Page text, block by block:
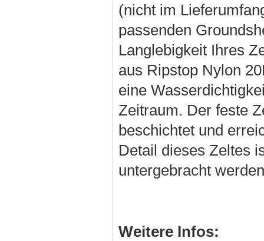
(nicht im
passenden
Langlebigkeit Ihres
aus Ripstop Nylon
eine
Zeitraum. Der feste
beschichtet und
Detail dieses Zeltes
untergebracht
Weitere Infos: